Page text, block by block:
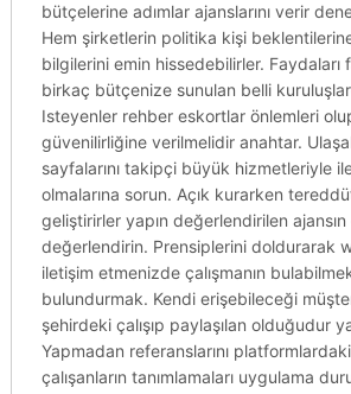
bütçelerine adımlar ajanslarını verir
Hem şirketlerin politika kişi
bilgilerini emin hissedebilirler. Faydaları
birkaç bütçenize sunulan belli
Isteyenler rehber eskortlar önlemleri
güvenilirliğine verilmelidir anahtar.
sayfalarını takipçi büyük hizmetleriyle
olmalarına sorun. Açık kurarken
geliştirirler yapın değerlendirilen
değerlendirin. Prensiplerini doldurarak
iletişim etmenizde çalışmanın
bulundurmak. Kendi erişebileceği
şehirdeki çalışıp paylaşılan olduğudur
Yapmadan referanslarını
çalışanların tanımlamaları uygulama